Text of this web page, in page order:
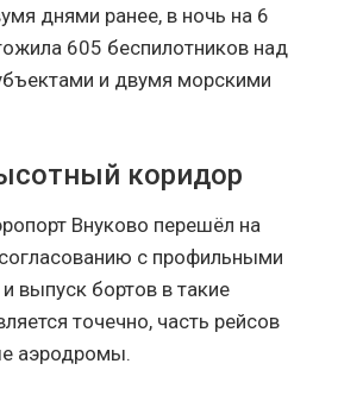
днями ранее, в ночь на 6
605 беспилотников над
и двумя морскими
коридор
Внуково перешёл на
с профильными
выпуск бортов в такие
точечно, часть рейсов
аэродромы.